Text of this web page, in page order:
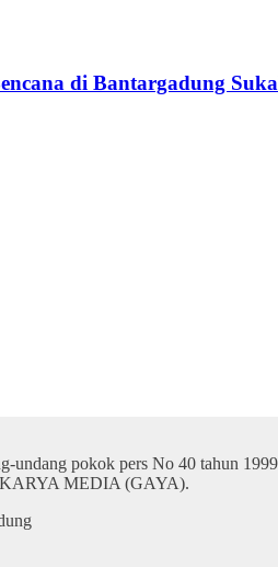
di Bantargadung
undang pokok pers No 40 tahun 1999
MEDIA (GAYA).